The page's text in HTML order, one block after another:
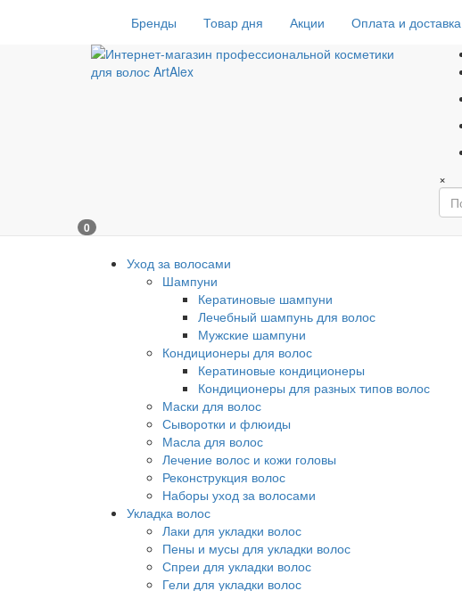
Бренды Товар дня Акции Оплата и доставка
×
0
Уход за волосами
Шампуни
Кератиновые шампуни
Лечебный шампунь для волос
Мужские шампуни
Кондиционеры для волос
Кератиновые кондиционеры
Кондиционеры для разных типов волос
Маски для волос
Сыворотки и флюиды
Масла для волос
Лечение волос и кожи головы
Реконструкция волос
Наборы уход за волосами
Укладка волос
Лаки для укладки волос
Пены и мусы для укладки волос
Спреи для укладки волос
Гели для укладки волос